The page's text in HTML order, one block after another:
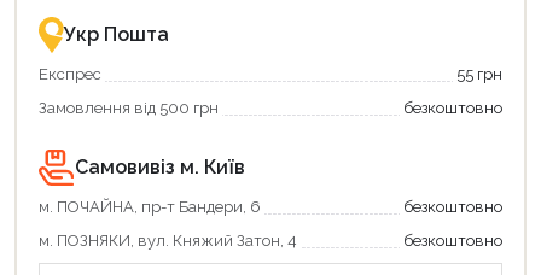
зручно
та
державною
підтримкою!
Укр Пошта
Експрес
55 грн
Замовлення від 500 грн
безкоштовно
Самовивіз м. Київ
м. ПОЧАЙНА, пр-т Бандери, 6
безкоштовно
м. ПОЗНЯКИ, вул. Княжий Затон, 4
безкоштовно
Продовжити покупки
Оформити замовлення